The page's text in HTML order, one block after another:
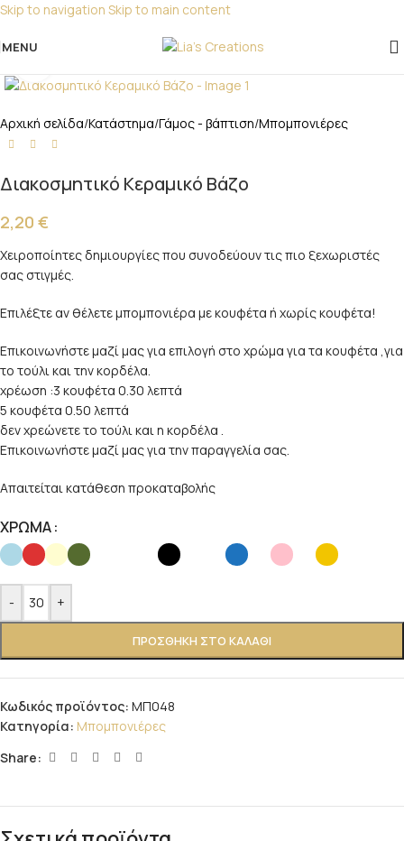
Skip to navigation Skip to main content
Για παραγγελίες για μπομπονιέρες παρακαλώ
επικοινωνήστε μαζί μας!
MENU
Αρχική σελίδα/Κατάστημα/Γάμος - βάπτιση/Μπομπονιέρες
Διακοσμητικό Κεραμικό Βάζο
2,20 €
Χειροποίητες δημιουργίες που συνοδεύουν τις πιο ξεχωριστές
σας στιγμές.
Επιλέξτε αν θέλετε μπομπονιέρα με κουφέτα ή χωρίς κουφέτα!
Επικοινωνήστε μαζί μας για επιλογή στο χρώμα για τα κουφέτα ,για
το τούλι και την κορδέλα.
χρέωση :3 κουφέτα 0.30 λεπτά
5 κουφέτα 0.50 λεπτά
δεν χρεώνετε το τούλι και η κορδέλα .
Επικοινωνήστε μαζί μας για την παραγγελία σας.
Απαιτείται κατάθεση προκαταβολής
ΧΡΩΜΑ
- +
ΠΡΟΣΘΉΚΗ ΣΤΟ ΚΑΛΆΘΙ
Κωδικός προϊόντος: ΜΠ048
Κατηγορία: Μπομπονιέρες
Share: